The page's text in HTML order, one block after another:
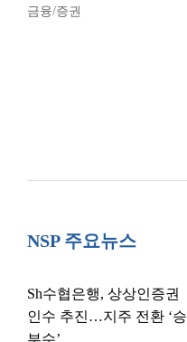
금융/증권
NSP 주요뉴스
Sh수협은행, 상상인증권
인수 추진…지주 전환 ‘승
부수’